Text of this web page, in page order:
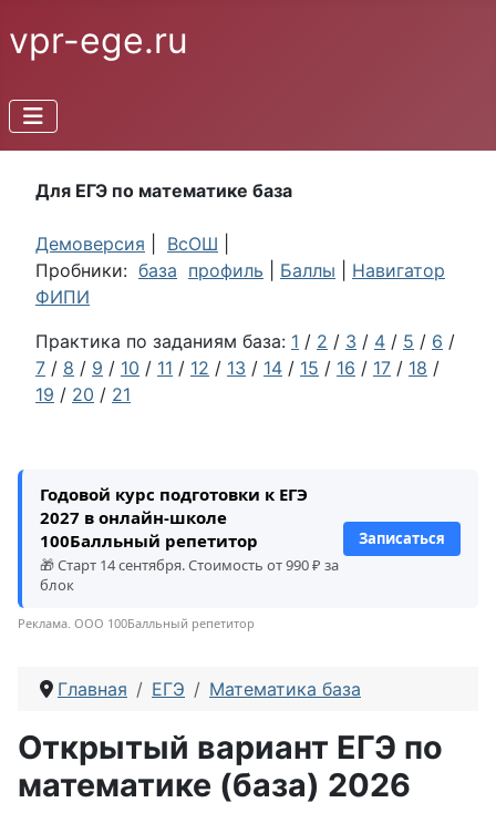
vpr-ege.ru
Для ЕГЭ по математике база
Демоверсия ВсОШ
Пробники: база профиль Баллы
Навигатор
ФИПИ
Практика по заданиям база: 1 / 2 / 3 / 4 / 5 / 6 /
7 / 8 / 9 / 10 / 11 / 12 / 13 / 14 / 15 / 16 / 17 / 18 /
19 / 20 / 21
Годовой курс подготовки к ЕГЭ
2027 в онлайн-школе
100Балльный репетитор
🎁 Старт 14 сентября. Стоимость от 990 ₽ за
блок
Записаться
Реклама. ООО 100Балльный репетитор
Главная ЕГЭ Математика база
Открытый вариант ЕГЭ по
математике (база) 2026